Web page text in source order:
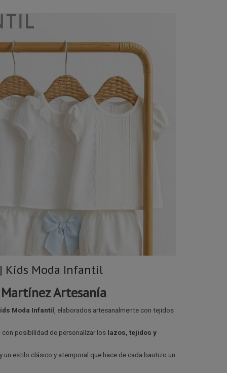
Kids Moda Infantil
Artesanía
Moda Infantil , elaborados artesanalmente con tejidos
con posibilidad de personalizar los lazos, tejidos y
un estilo clásico y atemporal que hace de cada bautizo un